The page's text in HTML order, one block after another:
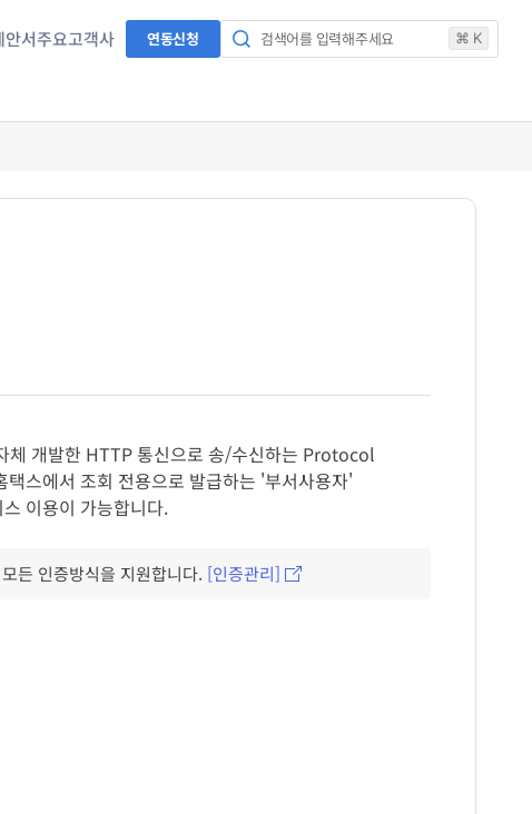
안서주요고객사 연동신청 검색어를 입력해주세요 ⌘ K
체 개발한 HTTP 통신으로 송/수신하는 Protocol
스에서 조회 전용으로 발급하는 '부서사용자'
이용이 가능합니다.
든 인증방식을 지원합니다. [인증관리]